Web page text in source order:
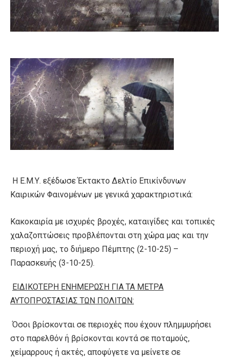
Η Ε.Μ.Υ. εξέδωσε Έκτακτο Δελτίο Επικίνδυνων
Καιρικών Φαινομένων με γενικά χαρακτηριστικά:
Κακοκαιρία με ισχυρές βροχές, καταιγίδες και τοπικές
χαλαζοπτώσεις προβλέπονται στη χώρα μας και την
περιοχή μας, το διήμερο Πέμπτης (2-10-25) –
Παρασκευής (3-10-25).
ΕΙΔΙΚΟΤΕΡΗ ΕΝΗΜΕΡΩΣΗ ΓΙΑ ΤΑ ΜΕΤΡΑ
ΑΥΤΟΠΡΟΣΤΑΣΙΑΣ ΤΩΝ ΠΟΛΙΤΩΝ:
Όσοι βρίσκονται σε περιοχές που έχουν πλημμυρήσει
στο παρελθόν ή βρίσκονται κοντά σε ποταμούς,
χείμαρρους ή ακτές, αποφύγετε να μείνετε σε